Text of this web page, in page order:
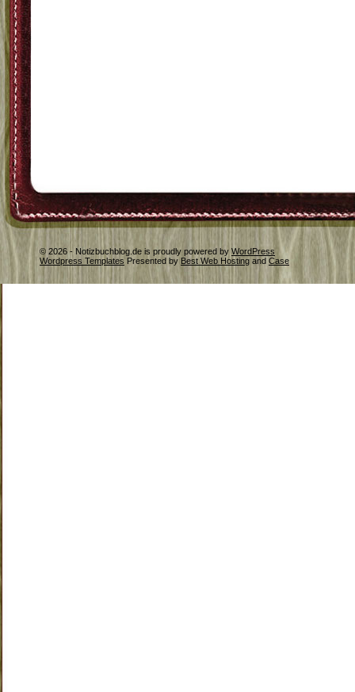
© 2026 - Notizbuchblog.de is proudly powered by WordPress
Wordpress Templates Presented by Best Web Hosting and Case